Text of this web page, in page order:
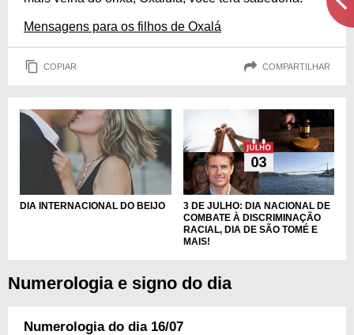
Mensagens para os filhos de Oxalá
COPIAR COMPARTILHAR
DIA INTERNACIONAL DO BEIJO
3 DE JULHO: DIA NACIONAL DE
COMBATE À DISCRIMINAÇÃO
RACIAL, DIA DE SÃO TOMÉ E
MAIS!
Numerologia e signo do dia
Numerologia do dia 16/07